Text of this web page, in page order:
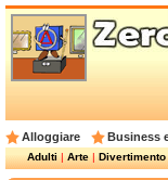
Alloggiare Business
Adulti|Arte|Divertimento